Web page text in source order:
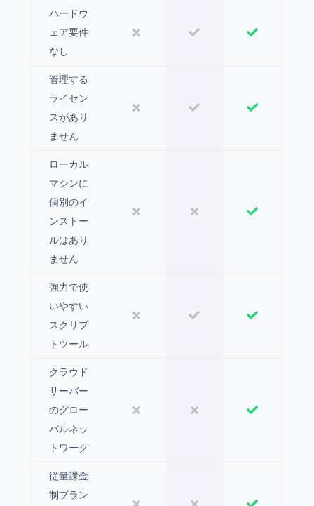
ハードウ
ェア要件
なし
管理する
ライセン
スがあり
ません
ローカル
マシンに
個別のイ
ンストー
ルはあり
ません
強力で使
いやすい
スクリプ
トツール
クラウド
サーバー
のグロー
バルネッ
トワーク
従量課金
制プラン